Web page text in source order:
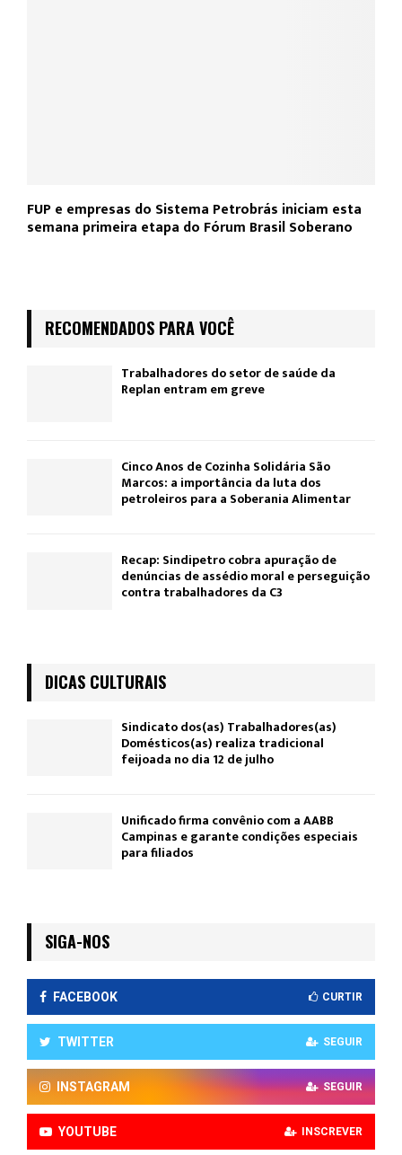
FUP e empresas do Sistema Petrobrás iniciam esta
semana primeira etapa do Fórum Brasil Soberano
RECOMENDADOS PARA VOCÊ
Trabalhadores do setor de saúde da
Replan entram em greve
Cinco Anos de Cozinha Solidária São
Marcos: a importância da luta dos
petroleiros para a Soberania Alimentar
Recap: Sindipetro cobra apuração de
denúncias de assédio moral e perseguição
contra trabalhadores da C3
DICAS CULTURAIS
Sindicato dos(as) Trabalhadores(as)
Domésticos(as) realiza tradicional
feijoada no dia 12 de julho
Unificado firma convênio com a AABB
Campinas e garante condições especiais
para filiados
SIGA-NOS
FACEBOOK CURTIR
TWITTER SEGUIR
INSTAGRAM SEGUIR
YOUTUBE INSCREVER